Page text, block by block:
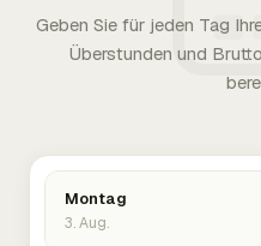
Geben Sie für jeden Tag
Überstunden und
Montag
3. Aug.